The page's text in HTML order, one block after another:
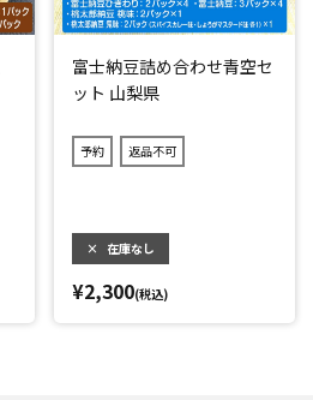
富士納豆詰め合わせ青空セ
ット 山梨県
予約 返品不可
× 在庫なし
¥2,300(税込)